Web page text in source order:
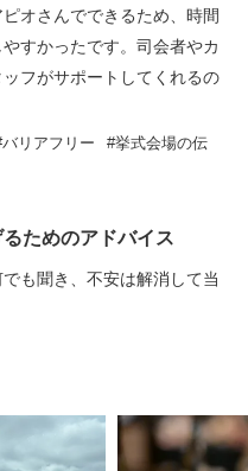
オさんでできるため、時間
すかったです。司会者やカ
フがサポートしてくれるの
バリアフリー
挙式会場の伝
ためのアドバイス
も聞き、不安は解消して当